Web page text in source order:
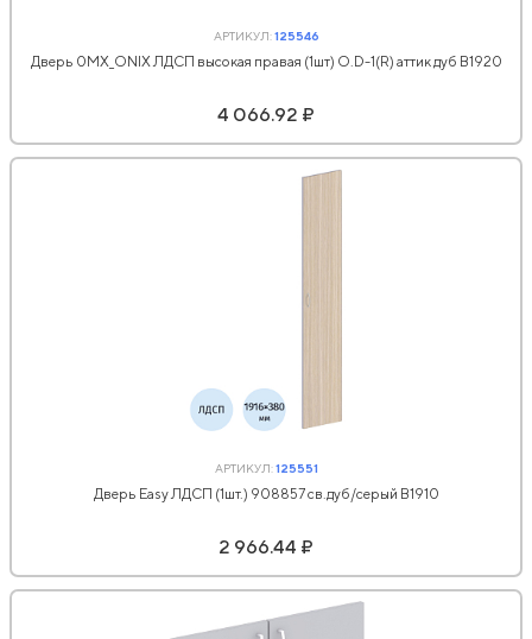
АРТИКУЛ:125546
Дверь 0MX_ONIX ЛДСП высокая правая (1шт) O.D-1(R) аттик дуб В1920
4 066.92 ₽
АРТИКУЛ:125551
Дверь Easy ЛДСП (1шт.) 908857 св.дуб/серый В1910
2 966.44 ₽